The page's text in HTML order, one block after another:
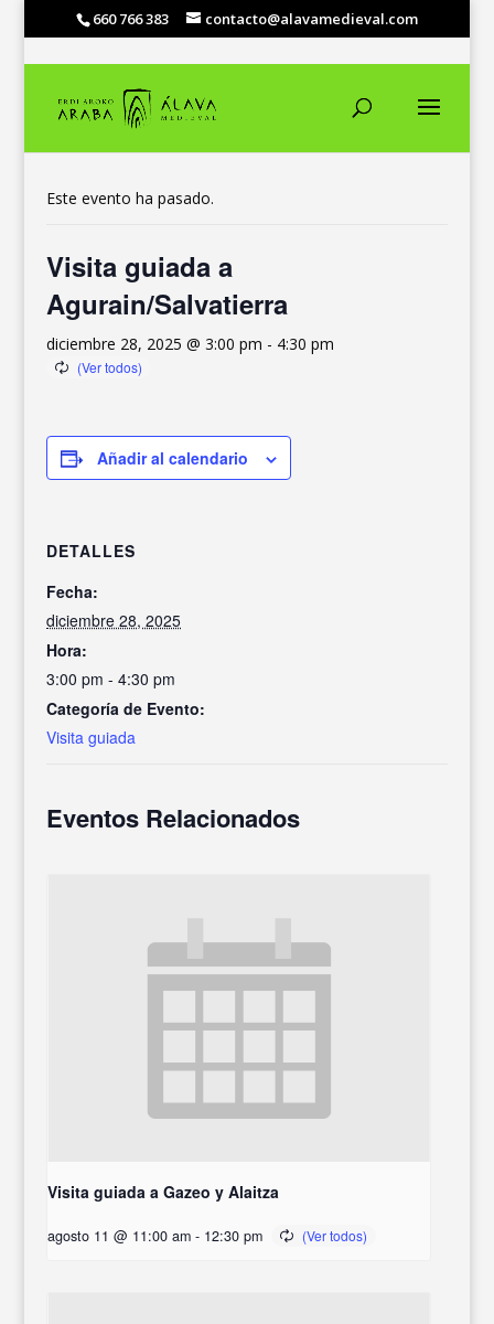
660 766 383 contacto@alavamedieval.com
Este evento ha pasado.
Visita guiada a
Agurain/Salvatierra
diciembre 28, 2025 @ 3:00 pm - 4:30 pm
Añadir al calendario
DETALLES
Fecha:
diciembre 28, 2025
Hora:
3:00 pm - 4:30 pm
Categoría de Evento:
Visita guiada
Eventos Relacionados
Visita guiada a Gazeo y Alaitza
agosto 11 @ 11:00 am - 12:30 pm